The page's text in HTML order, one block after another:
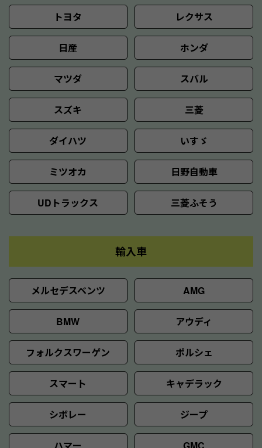
トヨタ レクサス
日産 ホンダ
マツダ スバル
スズキ 三菱
ダイハツ いすゞ
ミツオカ 日野自動車
UDトラックス 三菱ふそう
輸入車
メルセデスベンツ AMG
BMW アウディ
フォルクスワーゲン ポルシェ
スマート キャデラック
シボレー ジープ
ハマー GMC